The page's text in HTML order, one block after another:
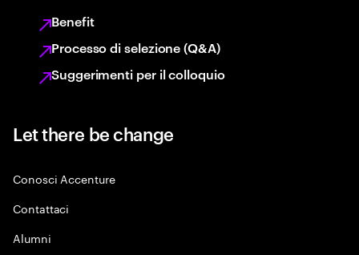
Benefit
Processo di selezione (Q&A)
Suggerimenti per il colloquio
Let there be change
Conosci Accenture
Contattaci
Alumni